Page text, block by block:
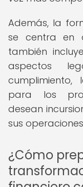
Además, la
se centra en
también
aspectos
para los
desean
sus
¿Cómo